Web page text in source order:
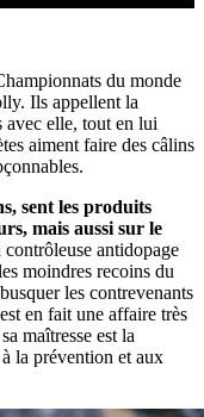
du monde
Ils appellent la
avec elle, tout en lui
aiment faire des câlins
sent les produits
mais aussi sur le
antidopage
moindres recoins du
les contrevenants
en fait une affaire très
maîtresse est la
la prévention et aux